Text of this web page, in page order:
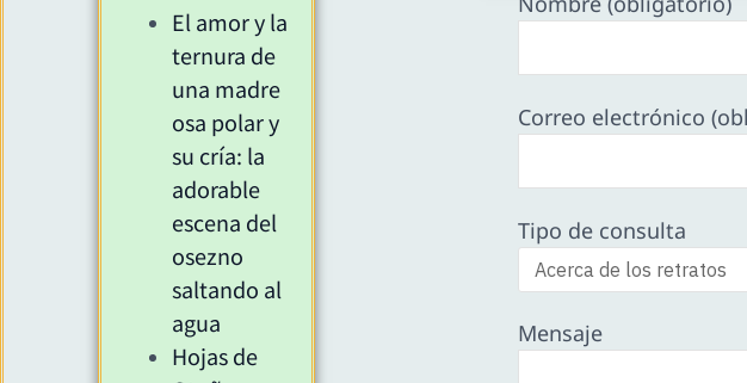
El amor y la
ternura de
una madre
osa polar y
su cría: la
adorable
escena del
osezno
saltando al
agua
Hojas de
Correo electrónico
Tipo de consulta
Mensaje